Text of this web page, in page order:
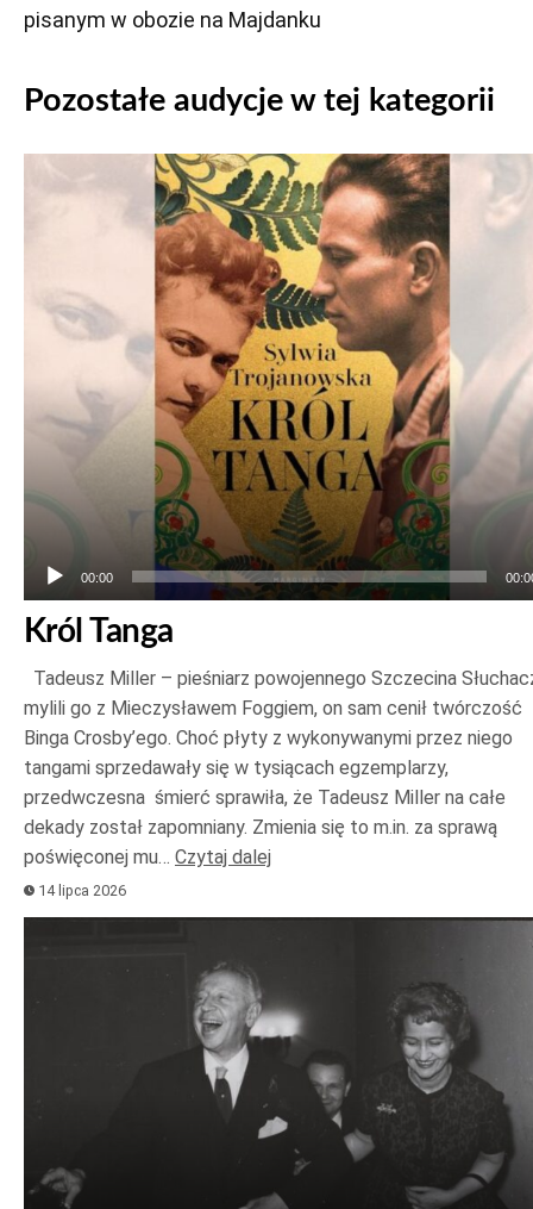
pisanym w obozie na Majdanku
Pozostałe audycje w tej kategorii
plików
00:00
Król Tanga
Tadeusz Miller – pieśniarz powojennego Szczecina
mylili go z Mieczysławem Foggiem, on sam cenił twórczość
Binga Crosby’ego. Choć płyty z wykonywanymi przez niego
tangami sprzedawały się w tysiącach egzemplarzy,
przedwczesna śmierć sprawiła, że Tadeusz Miller na całe
dekady został zapomniany. Zmienia się to m.in. za sprawą
poświęconej mu… Czytaj dalej
14 lipca 2026
dźwiękowych